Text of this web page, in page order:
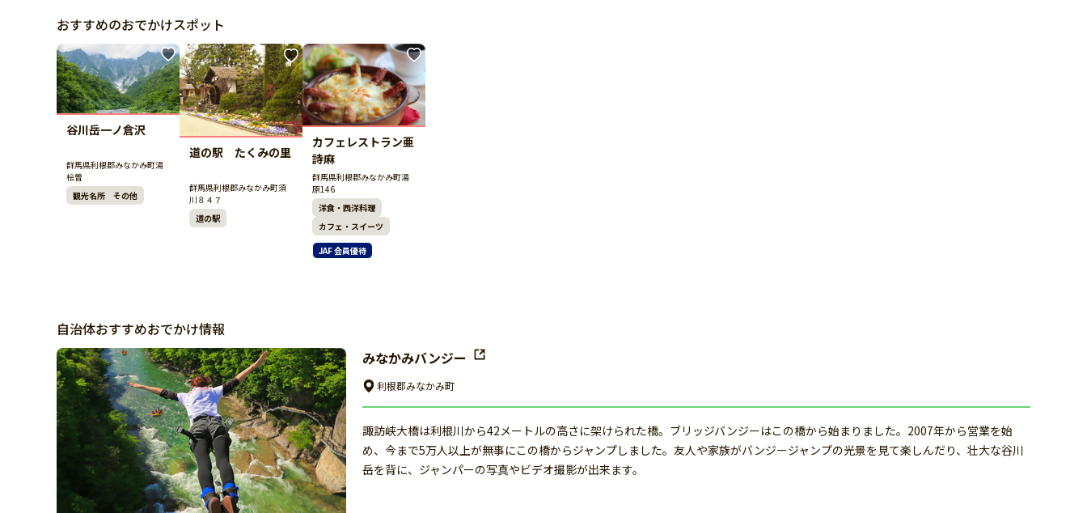
おすすめのおでかけスポット
谷川岳一ノ倉沢
群馬県利根郡みなかみ町湯
桧曽
観光名所 その他
道の駅 たくみの里
群馬県利根郡みなかみ町須
川８４７
道の駅
カフェレストラン亜
詩麻
群馬県利根郡みなかみ町湯
原146
洋食・西洋料理
カフェ・スイーツ
JAF 会員優待
自治体おすすめおでかけ情報
みなかみバンジー
利根郡みなかみ町
諏訪峡大橋は利根川から42メートルの高さに架けられた橋。ブリッジバンジーはこの橋から始まりました。2007年から営業を始
め、今まで5万人以上が無事にこの橋からジャンプしました。友人や家族がバンジージャンプの光景を見て楽しんだり、壮大な谷川
岳を背に、ジャンパーの写真やビデオ撮影が出来ます。